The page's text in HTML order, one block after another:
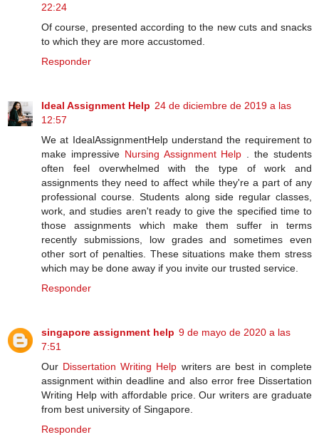
22:24
Of course, presented according to the new cuts and snacks
to which they are more accustomed.
Responder
Ideal Assignment Help 24 de diciembre de 2019 a las
12:57
We at IdealAssignmentHelp understand the requirement to
make impressive Nursing Assignment Help . the students
often feel overwhelmed with the type of work and
assignments they need to affect while they're a part of any
professional course. Students along side regular classes,
work, and studies aren't ready to give the specified time to
those assignments which make them suffer in terms
recently submissions, low grades and sometimes even
other sort of penalties. These situations make them stress
which may be done away if you invite our trusted service.
Responder
singapore assignment help 9 de mayo de 2020 a las
7:51
Our Dissertation Writing Help writers are best in complete
assignment within deadline and also error free Dissertation
Writing Help with affordable price. Our writers are graduate
from best university of Singapore.
Responder